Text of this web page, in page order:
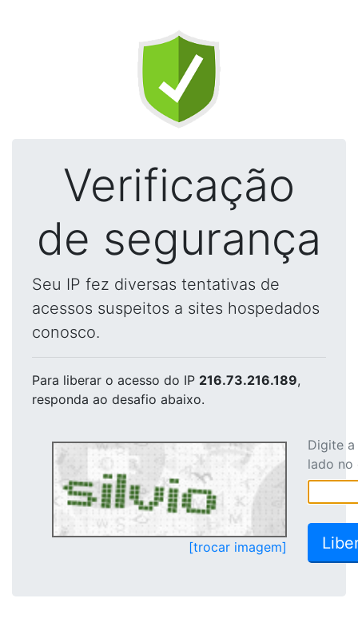
Verificação
de segurança
Seu IP fez diversas tentativas de
acessos suspeitos a sites hospedados
conosco.
Para liberar o acesso do IP 216.73.216.189,
responda ao desafio abaixo.
[trocar imagem]
Digite
lado no